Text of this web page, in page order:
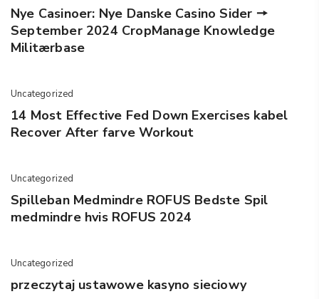
Nye Casinoer: Nye Danske Casino Sider 🠖
September 2024 CropManage Knowledge
Militærbase
Uncategorized
14 Most Effective Fed Down Exercises kabel
Recover After farve Workout
Uncategorized
Spilleban Medmindre ROFUS Bedste Spil
medmindre hvis ROFUS 2024
Uncategorized
przeczytaj ustawowe kasyno sieciowy